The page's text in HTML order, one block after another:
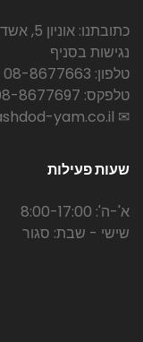
כתובתנו: אוניון 5, אשדוד
נגישות בסניף
טלפון: 08-8677663
טלפקס: 08-8677697
✉ info@ashdod-yam.co.il
שעות פעילות
א'-ה': 8:00-17:00
שישי - שבת: סגור